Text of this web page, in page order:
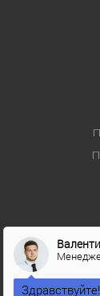
Здравствуйте!